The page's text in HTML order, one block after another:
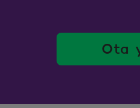
Ota